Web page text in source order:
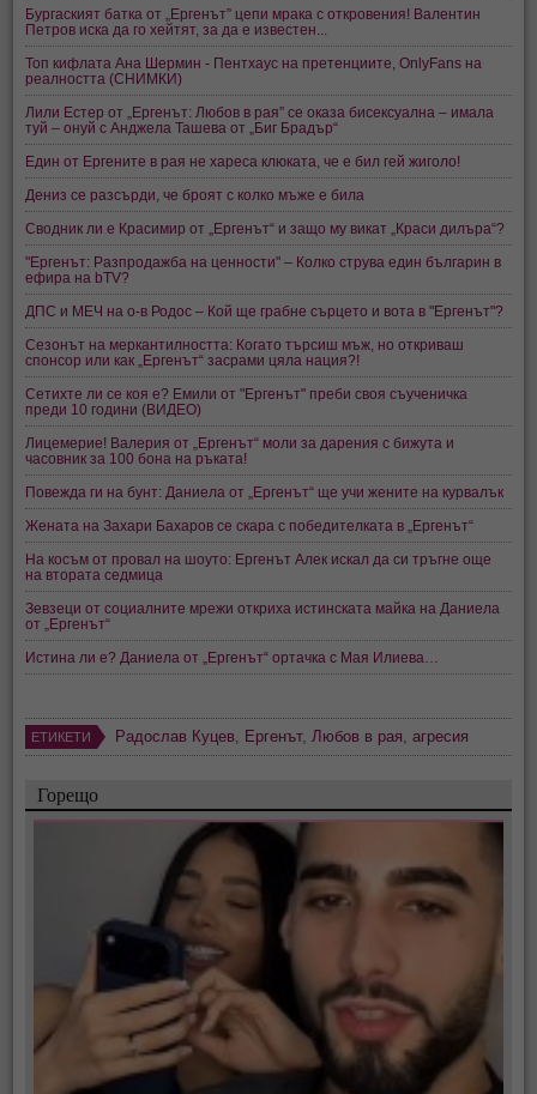
Бургаският батка от „Ергенът” цепи мрака с откровения! Валентин
Петров иска да го хейтят, за да е известен...
Топ кифлата Ана Шермин - Пентхаус на претенциите, OnlyFans на
реалността (СНИМКИ)
Лили Естер от „Ергенът: Любов в рая” се оказа бисексуална – имала
туй – онуй с Анджела Ташева от „Биг Брадър“
Един от Ергените в рая не хареса клюката, че е бил гей жиголо!
Дениз се разсърди, че броят с колко мъже е била
Сводник ли е Красимир от „Ергенът“ и защо му викат „Краси дилъра“?
"Ергенът: Разпродажба на ценности" – Колко струва един българин в
ефира на bTV?
ДПС и МЕЧ на о-в Родос – Кой ще грабне сърцето и вота в "Ергенът"?
Сезонът на меркантилността: Когато търсиш мъж, но откриваш
спонсор или как „Ергенът“ засрами цяла нация?!
Сетихте ли се коя е? Емили от "Ергенът" преби своя съученичка
преди 10 години (ВИДЕО)
Лицемерие! Валерия от „Ергенът“ моли за дарения с бижута и
часовник за 100 бона на ръката!
Повежда ги на бунт: Даниела от „Ергенът“ ще учи жените на курвалък
Жената на Захари Бахаров се скара с победителката в „Ергенът“
На косъм от провал на шоуто: Ергенът Алек искал да си тръгне още
на втората седмица
Зевзеци от социалните мрежи откриха истинската майка на Даниела
от „Ергенът“
Истина ли е? Даниела от „Ергенът“ ортачка с Мая Илиева…
ЕТИКЕТИ Радослав Куцев, Ергенът,Любов в рая,агресия
Горещо